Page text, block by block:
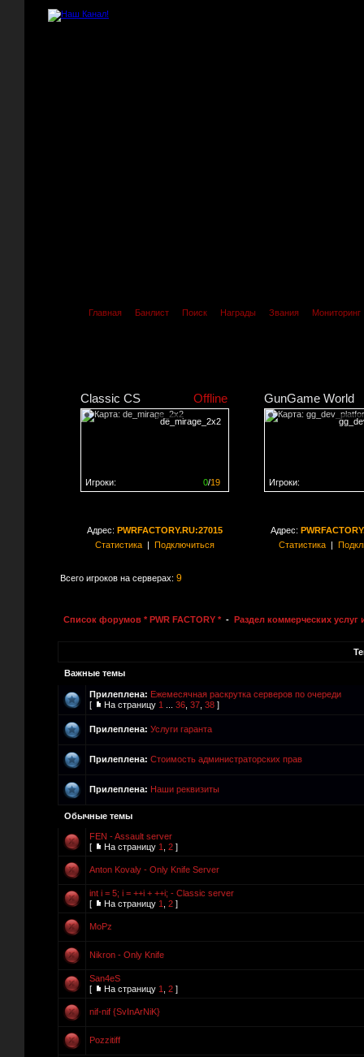
Главная Банлист Поиск Награды Звания Мониторинг
Classic CS Offline
de_mirage_2x2
0/19
Игроки:
GunGame World
Игроки:
Адрес: PWRFACTORY.RU:27015
Статистика| Подключиться
Адрес:
Статистика|
Всего игроков на серверах: 9
Список форумов * PWR FACTORY * - Раздел коммерческих услуг
Важные темы
Прилеплена: Ежемесячная раскрутка серверов по очереди
[
На страницу 1 36 37 38 ]
Прилеплена: Услуги гаранта
Прилеплена: Стоимость администраторских прав
Прилеплена: Наши реквизиты
Обычные темы
FEN - Assault server
[
На страницу 1 2 ]
Anton Kovaly - Only Knife Server
int i = 5; i = ++i + ++i; - Classic server
[
На страницу 1 2 ]
MoPz
Nikron - Only Knife
San4eS
[
На страницу 1 2 ]
nif-nif {SvInArNiK}
Pozzitiff